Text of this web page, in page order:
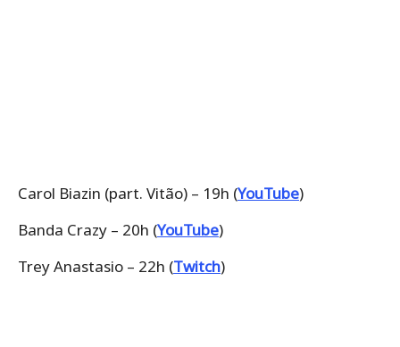
Carol Biazin (part. Vitão) – 19h (YouTube)
Banda Crazy – 20h (YouTube)
Trey Anastasio – 22h (Twitch)